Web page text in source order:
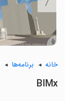
خانه برنامه‌ها
BIMx